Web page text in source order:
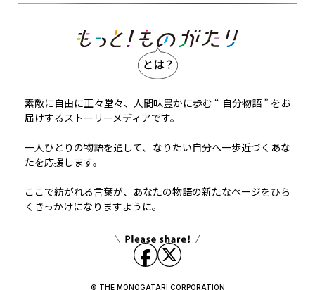
素敵に自由に正々堂々、人間味豊かに歩む “ 自分物語 ” をお
届けするストーリーメディアです。
一人ひとりの物語を通して、なりたい自分へ一歩近づくあな
たを応援します。
ここで紡がれる言葉が、あなたの物語の新たなページをひら
くきっかけになりますように。
© THE MONOGATARI CORPORATION